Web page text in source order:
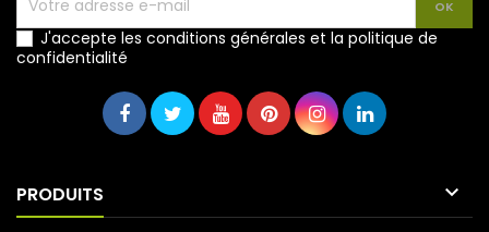
J'accepte les conditions générales et la politique de
confidentialité
PRODUITS 